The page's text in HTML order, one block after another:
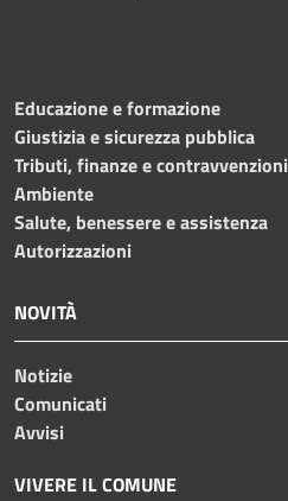
Educazione e formazione
Giustizia e sicurezza pubblica
Tributi, finanze e contravvenzioni
Ambiente
Salute, benessere e assistenza
Autorizzazioni
NOVITÀ
Notizie
Comunicati
Avvisi
VIVERE IL COMUNE